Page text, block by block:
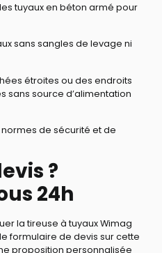
tuyaux en béton armé pour
sans sangles de levage ni
étroites ou des endroits
sans source d’alimentation
de sécurité et de
?
24h
la tireuse à tuyaux Wimag
formulaire de devis sur cette
proposition personnalisée